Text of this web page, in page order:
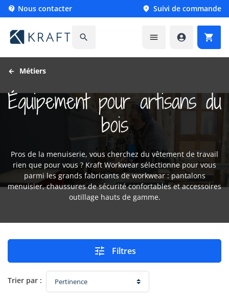
 Nous contacter  Suivi de commande
   
Métiers
Équipement pour artisans du
bois
Pros de la menuiserie, vous cherchez du vêtement de travail
rien que pour vous ? Kraft Workwear sélectionne pour vous
parmi les grands fabricants de workwear : pantalons
menuisier, chaussures de sécurité confortables et accessoires
outillage hauts de gamme.
 Filtres
Trier par :